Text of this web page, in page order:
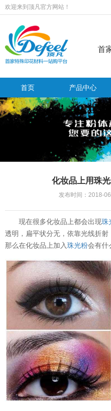
欢迎来到顶凡官方网站！
首
首页 产品中心
化妆品上用珠
发布时间：2018-
现在很多化妆品上都会出现珠
透明，扁平状分无，依靠光线折射
那么在化妆品上加入珠光粉会有什